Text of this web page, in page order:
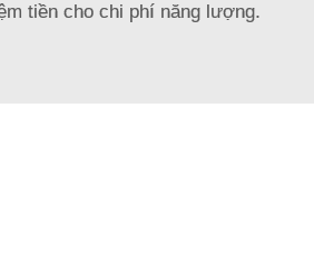
tiền cho chi phí năng lượng.